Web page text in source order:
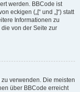
werden. BBCode ist
eckigen („[“ und „]“) statt
Informationen zu
von der Seite zur
verwenden. Die meisten
über BBCode erreicht